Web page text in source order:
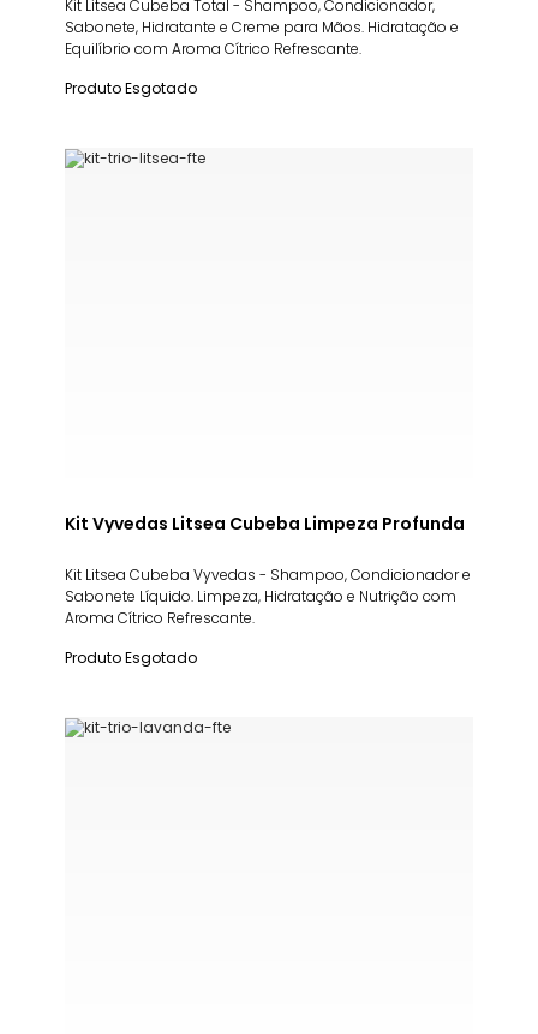
Kit Litsea Cubeba Total - Shampoo, Condicionador,
Sabonete, Hidratante e Creme para Mãos. Hidratação e
Equilíbrio com Aroma Cítrico Refrescante.
Produto Esgotado
Kit Vyvedas Litsea Cubeba Limpeza Profunda
Kit Litsea Cubeba Vyvedas - Shampoo, Condicionador e
Sabonete Líquido. Limpeza, Hidratação e Nutrição com
Aroma Cítrico Refrescante.
Produto Esgotado